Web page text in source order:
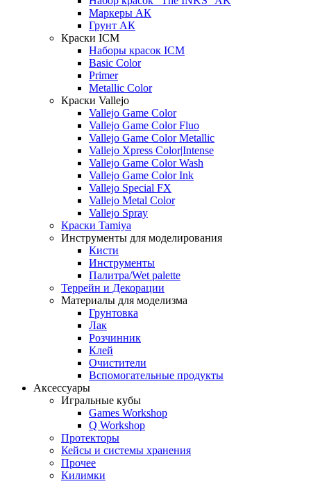
Маркеры АК
Грунт АК
Краски ICM
Наборы красок ICM
Basic Color
Primer
Metallic Color
Краски Vallejo
Vallejo Game Color
Vallejo Game Color Fluo
Vallejo Game Color Metallic
Vallejo Xpress Color|Intense
Vallejo Game Color Wash
Vallejo Game Color Ink
Vallejo Special FX
Vallejo Metal Color
Vallejo Spray
Краски Tamiya
Инструменты для моделирования
Кисти
Инструменты
Палитра/Wet palette
Террейн и Декорации
Материалы для моделизма
Грунтовка
Лак
Розчинник
Клей
Очистители
Вспомогательные продукты
Аксессуары
Игральные кубы
Games Workshop
Q Workshop
Протекторы
Кейсы и системы хранения
Прочее
Килимки